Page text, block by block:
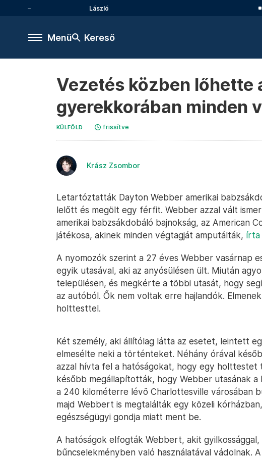
László
Menü Kereső
Vezetés közben lőhette
gyerekkorában minden
KÜLFÖLD frissítve
Krász Zsombor
Letartóztatták Dayton Webber amerikai
lelőtt és megölt egy férfit. Webber azzal vált
amerikai babzsákdobáló bajnokság, az American
játékosa, akinek minden végtagját amputálták, írta
A nyomozók szerint a 27 éves Webber vasárnap
egyik utasával, aki az anyósülésen ült. Miután
településen, és megkérte a többi utasát, hogy
az autóból. Ők nem voltak erre hajlandók.
holttesttel.
Két személy, aki állítólag látta az esetet, leintett
elmesélte neki a történteket. Néhány órával
azzal hívta fel a hatóságokat, hogy egy holttestet
később megállapították, hogy Webber utasának
a 240 kilométerre lévő Charlottesville városában
majd Webbert is megtalálták egy közeli
egészségügyi gondja miatt ment be.
A hatóságok elfogták Webbert, akit
bűncselekményben való használatával vádolnak.